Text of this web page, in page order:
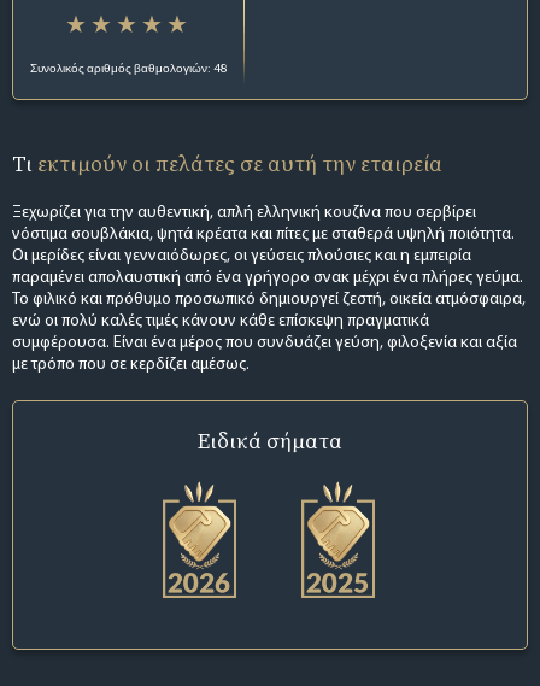
Συνολικός αριθμός βαθμολογιών: 48
Τι εκτιμούν οι πελάτες σε αυτή την εταιρεία
Ξεχωρίζει για την αυθεντική, απλή ελληνική κουζίνα που σερβίρει
νόστιμα σουβλάκια, ψητά κρέατα και πίτες με σταθερά υψηλή ποιότητα.
Οι μερίδες είναι γενναιόδωρες, οι γεύσεις πλούσιες και η εμπειρία
παραμένει απολαυστική από ένα γρήγορο σνακ μέχρι ένα πλήρες γεύμα.
Το φιλικό και πρόθυμο προσωπικό δημιουργεί ζεστή, οικεία ατμόσφαιρα,
ενώ οι πολύ καλές τιμές κάνουν κάθε επίσκεψη πραγματικά
συμφέρουσα. Είναι ένα μέρος που συνδυάζει γεύση, φιλοξενία και αξία
με τρόπο που σε κερδίζει αμέσως.
Ειδικά σήματα